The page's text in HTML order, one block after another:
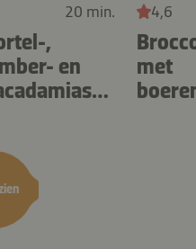
20 min.
,
en
4,6
met